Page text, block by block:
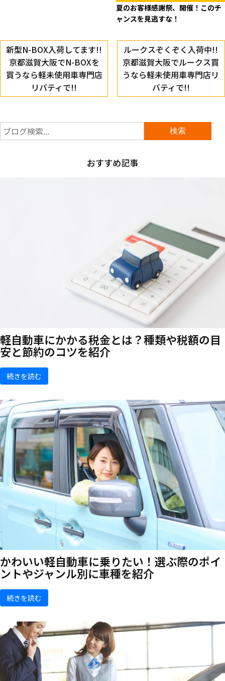
夏のお客様感謝祭、開催！このチ
ャンスを見逃すな！
新型N-BOX入荷してます!!
京都滋賀大阪でN-BOXを
買うなら軽未使用車専門店
リバティで!!
ルークスぞくぞく入荷中!!
京都滋賀大阪でルークス買
うなら軽未使用車専門店リ
バティで!!
おすすめ記事
軽自動車にかかる税金とは？種類や税額の目
安と節約のコツを紹介
続きを読む
かわいい軽自動車に乗りたい！選ぶ際のポイ
ントやジャンル別に車種を紹介
続きを読む